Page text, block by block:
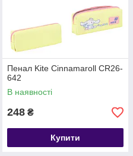
Пенал Kite Cinnamaroll CR26-
642
В наявності
248 ₴
Купити